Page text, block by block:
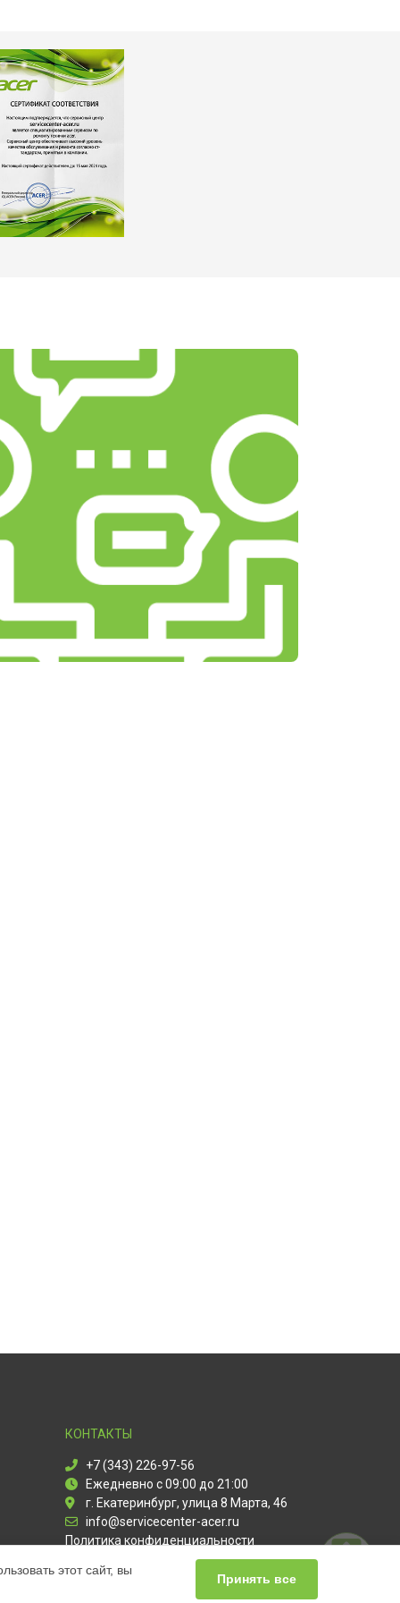
1800 ₽
1000 ₽
1550 ₽
КОНТАКТЫ
+7 (343) 226-97-56
Ежедневно с 09:00 до 21:00
г. Екатеринбург, улица 8 Марта, 46
info@servicecenter-acer.ru
Политика конфиденциальности
Способы оплаты
этот сайт, вы
Принять все